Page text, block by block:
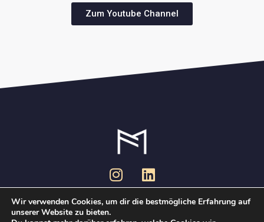
Zum Youtube Channel
Wir verwenden Cookies, um dir die bestmögliche Erfahrung auf
unserer Website zu bieten.